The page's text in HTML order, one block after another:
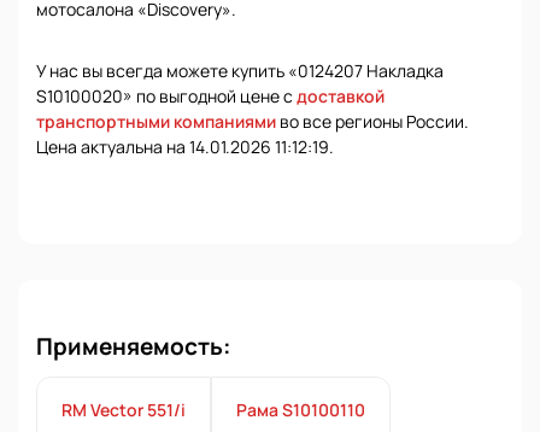
мотосалона «Discovery».
У нас вы всегда можете купить «0124207 Накладка
S10100020» по выгодной цене с доставкой
транспортными компаниями во все регионы России.
Цена актуальна на 14.01.2026 11:12:19.
Применяемость:
RM Vector 551/i Рама S10100110